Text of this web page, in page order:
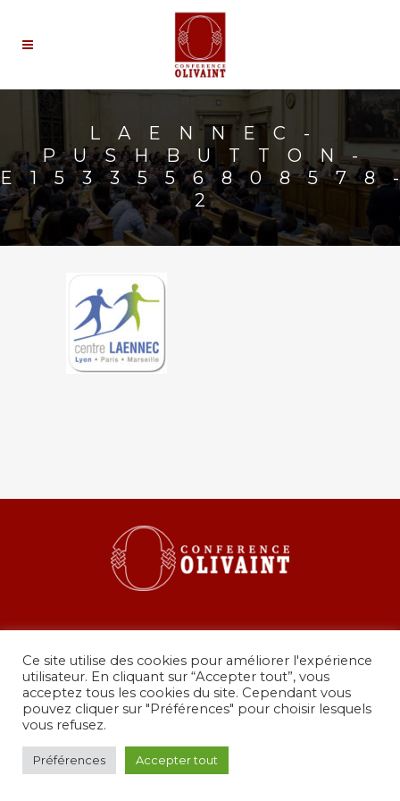
LAENNEC-
PUSHBUTTON-
2
36 rue de Grenelle, 75007 Paris
presidence@conferenceolivaint.fr
© Copyright 2024 - Conférence Olivaint -
Ce site utilise des cookies pour améliorer l'expérience
utilisateur. En cliquant sur “Accepter tout”, vous
acceptez tous les cookies du site. Cependant vous
pouvez cliquer sur "Préférences" pour choisir lesquels
vous refusez.
Préférences Accepter tout